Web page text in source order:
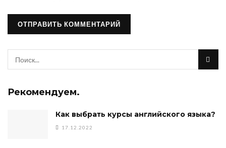
Рекомендуем.
Как выбрать курсы английского языка?
17.12.2022